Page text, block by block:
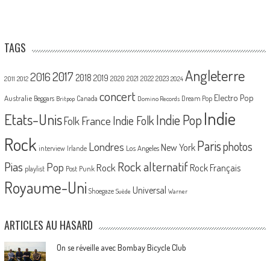
TAGS
2011 2012 20162017 2018 2019 2020 2021 2022 2023 2024 Angleterre
Australie Beggars Britpop Canada concert Domino Records Dream Pop Electro Pop
Etats-UnisFolk France Indie FolkIndie PopIndie
Rock interview Irlande Londres Los Angeles New York Parisphotos
Pias playlist Pop Post Punk Rock Rock alternatif Rock Français
Royaume-Uni Shoegaze Suède Universal Warner
ARTICLES AU HASARD
On se réveille avec Bombay Bicycle Club